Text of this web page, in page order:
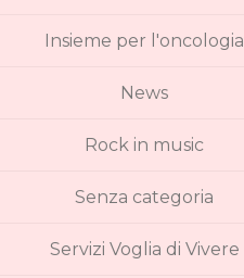
Insieme per l'oncologia
News
Rock in music
Senza categoria
Servizi Voglia di Vivere